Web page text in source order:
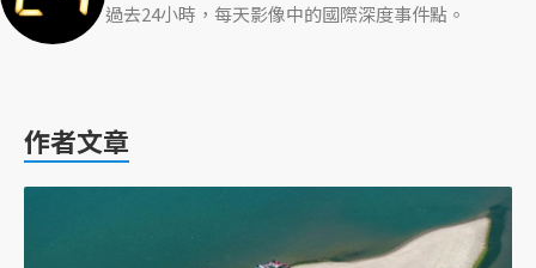
過去24小時，每天影像中的國際深度事件點。
作者文章